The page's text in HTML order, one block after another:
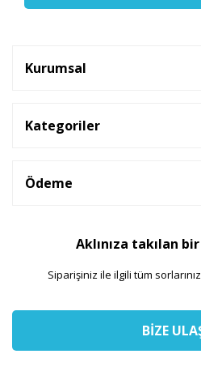
Kurumsal
Kategoriler
Ödeme
Aklınıza takılan
Siparişiniz ile ilgili tüm
BİZE